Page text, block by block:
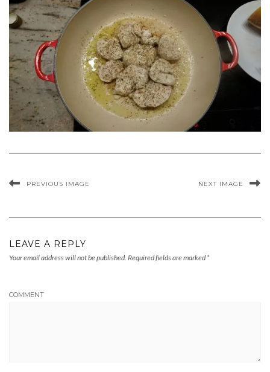
PREVIOUS IMAGE NEXT IMAGE
LEAVE A REPLY
Your email address will not be published. Required fields are marked *
COMMENT